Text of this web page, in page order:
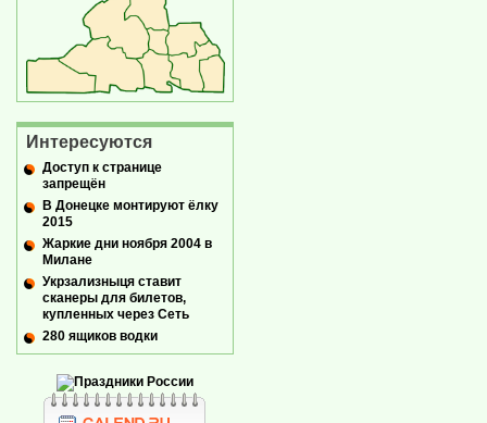
Интересуются
Доступ к странице
запрещён
В Донецке монтируют ёлку
2015
Жаркие дни ноября 2004 в
Милане
Укрзализныця ставит
сканеры для билетов,
купленных через Сеть
280 ящиков водки